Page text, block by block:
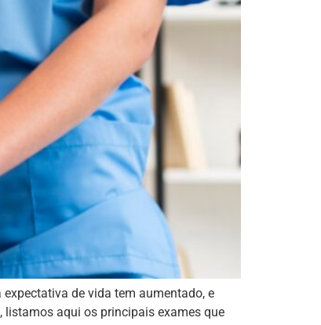
de vida tem aumentado, e
listamos aqui os principais exames que